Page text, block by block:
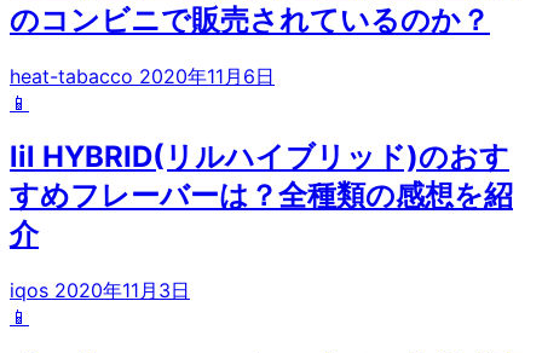
のコンビニで販売されているのか？
heat-tabacco 2020年11月6日
📱
lil HYBRID(リルハイブリッド)のおす
すめフレーバーは？全種類の感想を紹
介
iqos 2020年11月3日
📱